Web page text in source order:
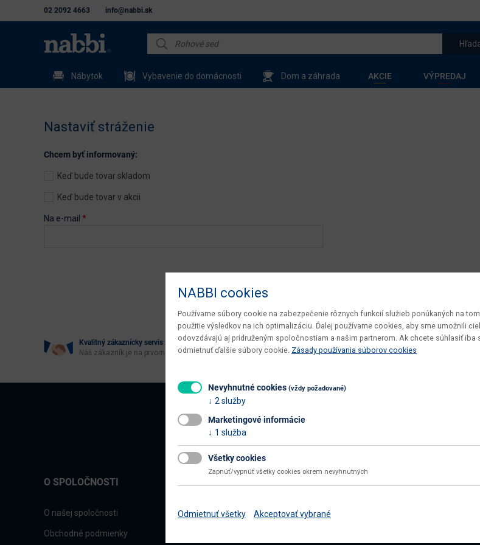
02 2092 4663 info@nabbi.sk
Nábytok Vybavenie do domácnosti Dom a záhrada AKCIE VÝPREDAJ
Nastaviť stráženie
Chcem byť informovaný:
Keď bude tovar skladom
Keď bude tovar v akcii
Na e-mail *
Kvalitný zákaznícky servis
Náš zákazník je na prvom mieste
Vrátenie tovaru do 30 dní
Maximálne pohodlie pre vás
O SPOLOČNOSTI
O našej spoločnosti
Obchodné podmienky
Obchodné podmienky
NABBI cookies
Používame súbory cookie na zabezpečenie rôznych funkcií služieb ponúkaných na
použitie výsledkov na ich optimalizáciu. Ďalej používame cookies, aby sme umožnili
odovzdávajú aj pridruženým spoločnostiam a našim partnerom. Ak chcete súhlasiť
odmietnuť ďalšie súbory cookie. Zásady používania súborov cookies
Nevyhnutné cookies (vždy požadované)
2 služby
Marketingové informácie
1 služba
Všetky cookies
Zapnúť/vypnúť všetky cookies okrem nevyhnutných
Odmietnuť všetky Akceptovať vybrané